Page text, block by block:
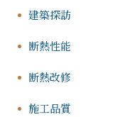
建築探訪
断熱性能
断熱改修
施工品質